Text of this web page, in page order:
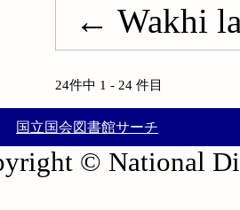
← Wakhi
24件中 1 - 24 件目
国立国会図書館サーチ
© National